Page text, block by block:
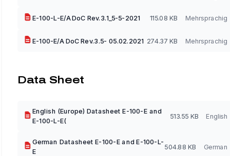
E-100-L-E/A DoC Rev.3.1_5-5-2021 115.08 KB Mehrsprachig
E-100-E/A DoC Rev.3.5- 05.02.2021 274.37 KB Mehrsprachig
Data Sheet
English (Europe) Datasheet E-100-E and
E-100-L-E(
513.55 KB English
German Datasheet E-100-E and E-100-L-
E
504.88 KB German